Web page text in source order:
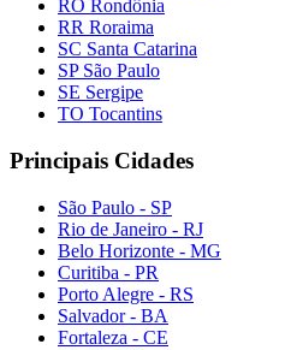
RO Rondônia
RR Roraima
SC Santa Catarina
SP São Paulo
SE Sergipe
TO Tocantins
Principais Cidades
São Paulo - SP
Rio de Janeiro - RJ
Belo Horizonte - MG
Curitiba - PR
Porto Alegre - RS
Salvador - BA
Fortaleza - CE